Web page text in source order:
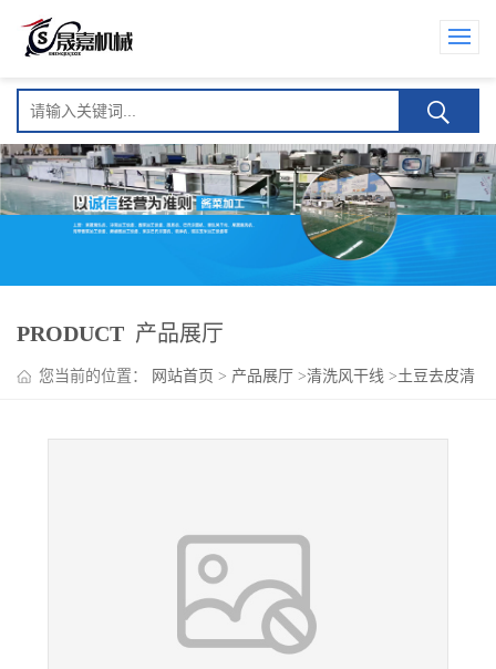
PRODUCT 产品展厅
您当前的位置： 网站首页 > 产品展厅 >清洗风干线 >土豆去皮清